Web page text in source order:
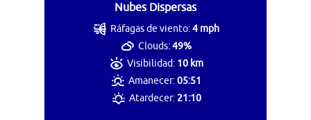
Nubes Dispersas
Ráfagas de viento:4 mph
Clouds:49%
Visibilidad: 10 km
Amanecer:05:51
Atardecer:21:10